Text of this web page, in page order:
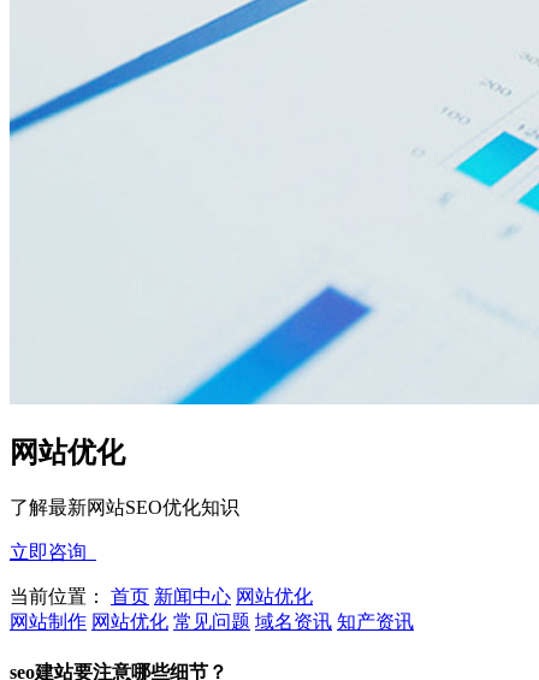
网站优化
了解最新网站SEO优化知识
立即咨询
当前位置： 首页 新闻中心 网站优化
网站制作 网站优化 常见问题 域名资讯 知产资讯
seo建站要注意哪些细节？